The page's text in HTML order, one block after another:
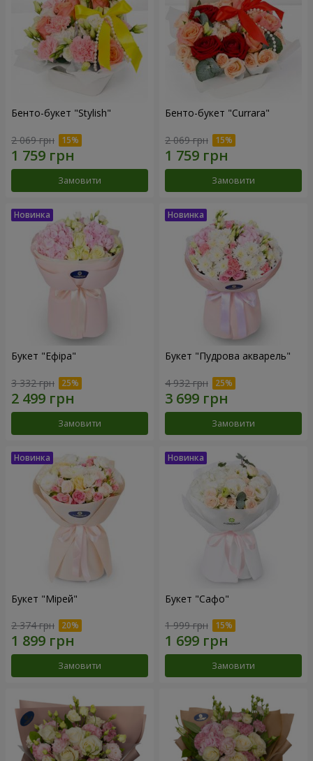
Бенто-букет "Stylish"
2 069 грн
Замовити
Бенто-букет "Currara"
2 069 грн
Замовити
Букет "Ефіра"
3 332 грн
Замовити
Букет "Пудрова акварель"
4 932 грн
Замовити
Букет "Мірей"
2 374 грн
Замовити
Букет "Сафо"
1 999 грн
Замовити